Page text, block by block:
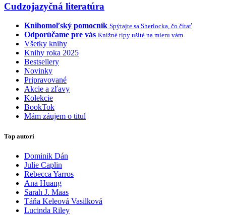
Cudzojazyčná literatúra
Knihomoľský pomocník Spýtajte sa Sherlocka, čo čítať
Odporúčame pre vás Knižné tipy ušité na mieru vám
Všetky knihy
Knihy roka 2025
Bestsellery
Novinky
Pripravované
Akcie a zľavy
Kolekcie
BookTok
Mám záujem o titul
Top autori
Dominik Dán
Julie Caplin
Rebecca Yarros
Ana Huang
Sarah J. Maas
Táňa Keleová Vasilková
Lucinda Riley